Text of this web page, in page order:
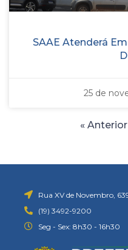
SAAE Atenderá
25 de
« Anterior
Rua XV de Novembro,
(19) 3492-9200
Seg - Sex: 8h30 - 16h30